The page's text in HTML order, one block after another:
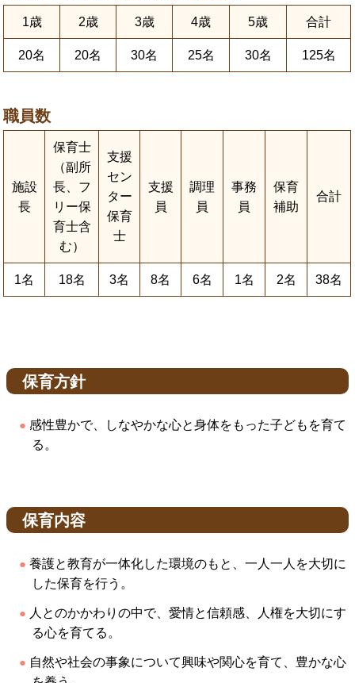
1歳 2歳 3歳 4歳 5歳 合計
20名 20名 30名 25名 30名 125名
職員数
施設
長
保育士
（副所
長、フ
リー保
育士含
む）
支援
セン
ター
保育
士
支援
員
調理
員
事務
員
保育
補助
合計
1名 18名 3名 8名 6名 1名 2名 38名
保育方針
感性豊かで、しなやかな心と身体をもった子どもを育て
る。
保育内容
養護と教育が一体化した環境のもと、一人一人を大切に
した保育を行う。
人とのかかわりの中で、愛情と信頼感、人権を大切にす
る心を育てる。
自然や社会の事象について興味や関心を育て、豊かな心